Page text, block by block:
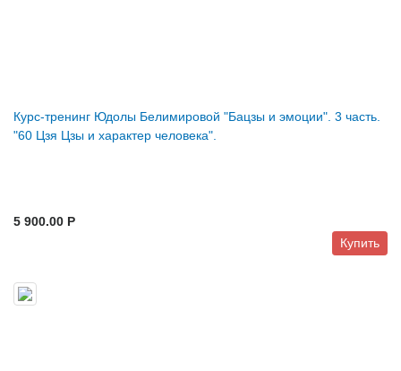
Курс-тренинг Юдолы Белимировой "Бацзы и эмоции". 3 часть.
"60 Цзя Цзы и характер человека".
5 900.00 P
Купить